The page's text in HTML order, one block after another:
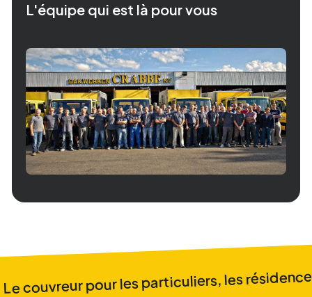
L'équipe qui est là pour vous
Le couvreur pour les particuliers, les